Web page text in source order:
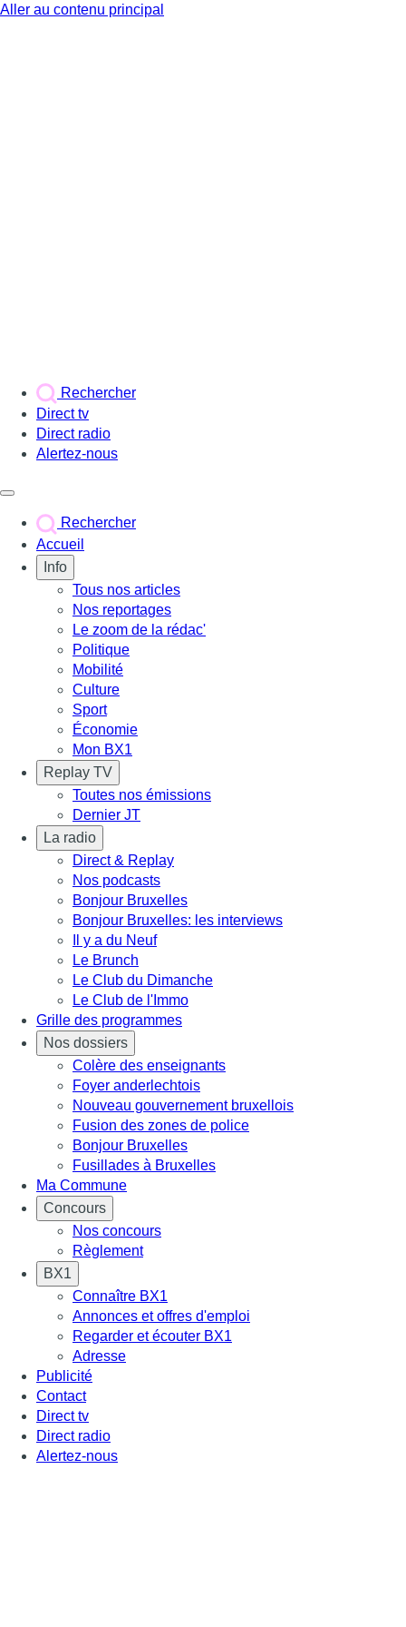
Aller au contenu principal
Rechercher
Direct tv
Direct radio
Alertez-nous
Rechercher
Accueil
Info
Tous nos articles
Nos reportages
Le zoom de la rédac'
Politique
Mobilité
Culture
Sport
Économie
Mon BX1
Replay TV
Toutes nos émissions
Dernier JT
La radio
Direct & Replay
Nos podcasts
Bonjour Bruxelles
Bonjour Bruxelles: les interviews
Il y a du Neuf
Le Brunch
Le Club du Dimanche
Le Club de l'Immo
Grille des programmes
Nos dossiers
Colère des enseignants
Foyer anderlechtois
Nouveau gouvernement bruxellois
Fusion des zones de police
Bonjour Bruxelles
Fusillades à Bruxelles
Ma Commune
Concours
Nos concours
Règlement
BX1
Connaître BX1
Annonces et offres d'emploi
Regarder et écouter BX1
Adresse
Publicité
Contact
Direct tv
Direct radio
Alertez-nous